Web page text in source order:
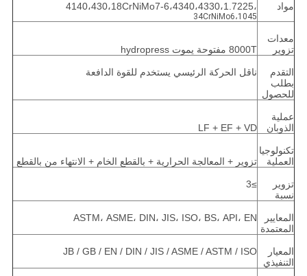
مواد 4140،430،18CrNiMo7-6،4340،4330،1.7225،
34CrNiMo6،1045
معدات
تزوير
8000T مفتوحة يموت hydropress
التقدم
بطلب
للحصول
ناقل الحركة الرئيسي يستخدم للقوة الدافعة
عملية
الذوبان
LF + EF + VD
تكنولوجيا
العملية
تزوير + المعالجة الحرارية + بالقطع الخام + الانتهاء من بالقطع
تزوير
نسبة
≥3
المعايير
المعتمدة
ASTM، ASME، DIN، JIS، ISO، BS، API، EN
المعيار
التنفيذي
JB / GB / EN / DIN / JIS / ASME / ASTM / ISO